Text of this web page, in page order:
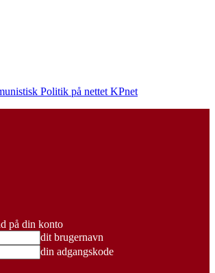
KPnet
på din konto
dit brugernavn
din adgangskode